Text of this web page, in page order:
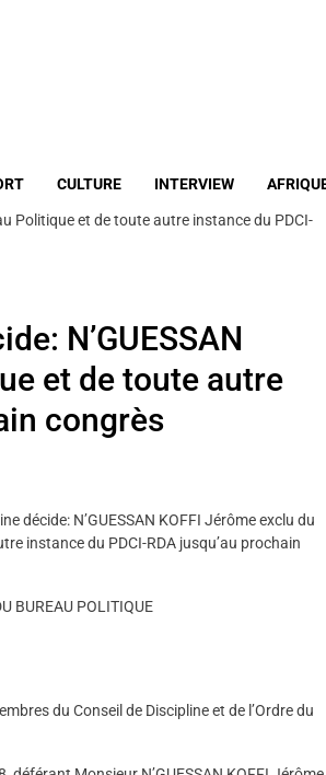
CULTURE INTERVIEW
Politique et de toute autre instance du PDCI-
N’GUESSAN
et de toute autre
congrès
décide: N’GUESSAN KOFFI Jérôme exclu du
instance du PDCI-RDA jusqu’au prochain
BUREAU POLITIQUE
du Conseil de Discipline et de l’Ordre du